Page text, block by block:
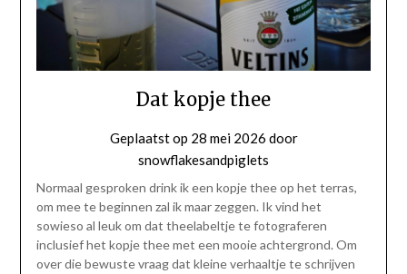
Dat kopje thee
Geplaatst op 28 mei 2026 door
snowflakesandpiglets
Normaal gesproken drink ik een kopje thee op het terras,
om mee te beginnen zal ik maar zeggen. Ik vind het
sowieso al leuk om dat theelabeltje te fotograferen
inclusief het kopje thee met een mooie achtergrond. Om
over die bewuste vraag dat kleine verhaaltje te schrijven